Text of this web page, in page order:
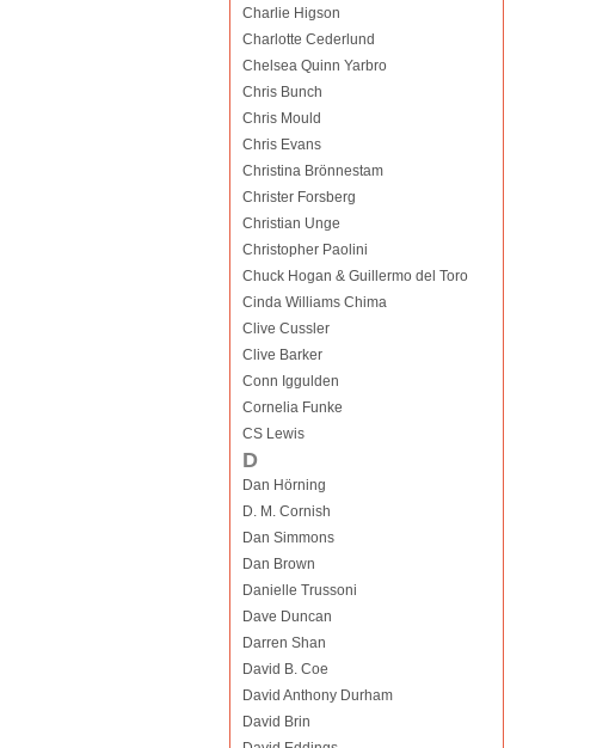
Charlie Higson
Charlotte Cederlund
Chelsea Quinn Yarbro
Chris Bunch
Chris Mould
Chris Evans
Christina Brönnestam
Christer Forsberg
Christian Unge
Christopher Paolini
Chuck Hogan & Guillermo del Toro
Cinda Williams Chima
Clive Cussler
Clive Barker
Conn Iggulden
Cornelia Funke
CS Lewis
D
Dan Hörning
D. M. Cornish
Dan Simmons
Dan Brown
Danielle Trussoni
Dave Duncan
Darren Shan
David B. Coe
David Anthony Durham
David Brin